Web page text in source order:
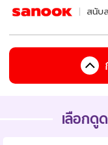
สนับ
เลือกดู